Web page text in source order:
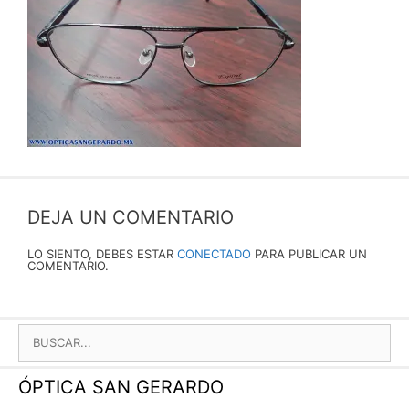
DEJA UN COMENTARIO
LO SIENTO, DEBES ESTAR CONECTADO PARA PUBLICAR UN
COMENTARIO.
BUSCAR:
ÓPTICA SAN GERARDO